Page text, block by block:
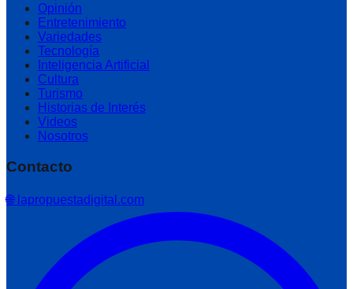
Opinión
Entretenimiento
Variedades
Tecnología
Inteligencia Artificial
Cultura
Turismo
Historias de Interés
Videos
Nosotros
Contacto
🌐 lapropuestadigital.com